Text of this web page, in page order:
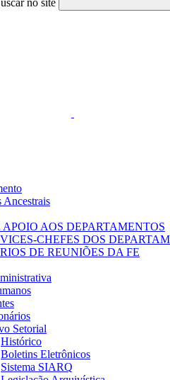
no site
Ancestrais
APOIO AOS DEPARTAMENTOS
CHEFES DOS
DE REUNIÕES DA FE
Setorial
Histórico
Boletins Eletrônicos
Sistema SIARQ